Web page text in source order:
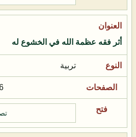
أثر فقه عظمة الله في الخشوع له
تربية